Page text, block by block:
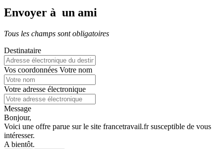
Envoyer à un ami
Tous les champs sont obligatoires
Destinataire
Vos coordonnées Votre nom
Votre adresse électronique
Message
Bonjour,
Voici une offre parue sur le site francetravail.fr susceptible de vous
intéresser.
A bientôt.